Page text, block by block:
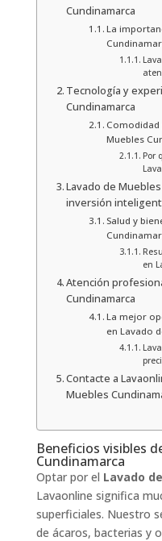
Cundinamarca
La
Tecnología y
Cundinamarca
Comodidad
Muebles
Por
Lavado de
inversión
Salud y
en
Atención
Cundinamarca
La mejor
en Lavado
Contacte a
Muebles
Beneficios visibles
Cundinamarca
Optar por el Lavado
Lavaonline significa
superficiales. Nuestro
de ácaros, bacterias y